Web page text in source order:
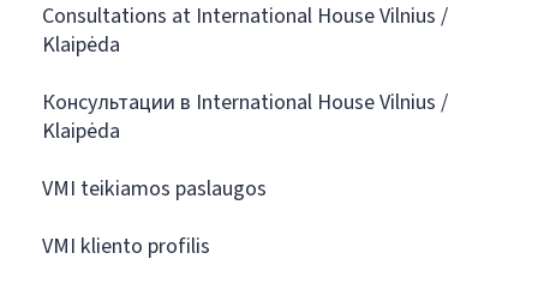
Consultations at International House Vilnius /
Klaipėda
Консультации в International House Vilnius /
Klaipėda
VMI teikiamos paslaugos
VMI kliento profilis